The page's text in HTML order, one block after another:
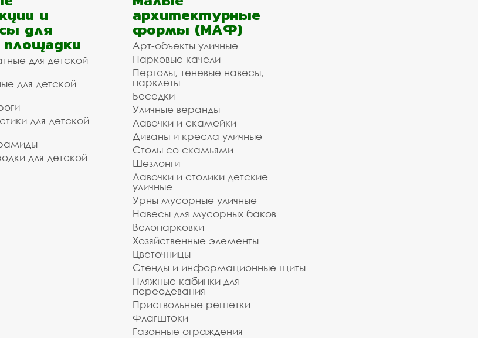
и
для
для детской
для детской
для детской
для детской
архитектурные
формы (МАФ)
Арт-объекты уличные
Парковые качели
Перголы, теневые навесы,
парклеты
Беседки
Уличные веранды
Лавочки и скамейки
Диваны и кресла уличные
Столы со скамьями
Шезлонги
Лавочки и столики детские
уличные
Урны мусорные уличные
Навесы для мусорных баков
Велопарковки
Хозяйственные элементы
Цветочницы
Стенды и информационные щиты
Пляжные кабинки для
переодевания
Приствольные решетки
Флагштоки
Газонные ограждения